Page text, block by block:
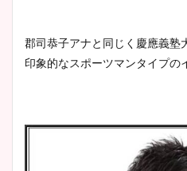
郡司恭子アナと同じく慶應義塾
印象的なスポーツマンタイプの